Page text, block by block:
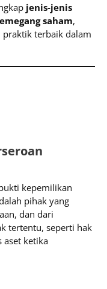
jenis-jenis
saham,
praktik terbaik dalam
kepemilikan
pihak yang
dan dari
tertentu, seperti hak
aset ketika